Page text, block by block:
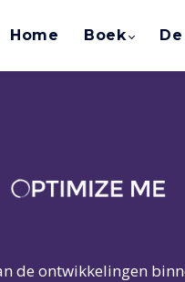
Home Boek
de ontwikkelingen